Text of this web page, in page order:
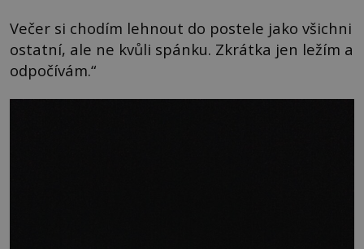
Večer si chodím lehnout do postele jako všichni
ostatní, ale ne kvůli spánku. Zkrátka jen ležím a
odpočívám.“